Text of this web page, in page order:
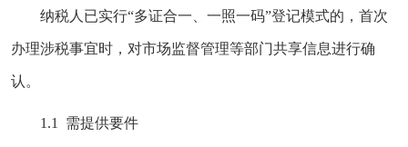
纳税人已实行“多证合一、一照一码”登记模式的，首次
办理涉税事宜时，对市场监督管理等部门共享信息进行确
认。
1.1 需提供要件